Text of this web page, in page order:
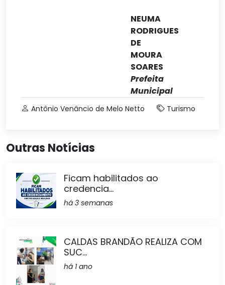
NEUMA
RODRIGUES
DE
MOURA
SOARES
Prefeita
Municipal
Antônio Venâncio de Melo Netto Turismo
Outras Notícias
Ficam habilitados ao
credencia...
há 3 semanas
CALDAS BRANDÃO REALIZA COM
SUC...
há 1 ano